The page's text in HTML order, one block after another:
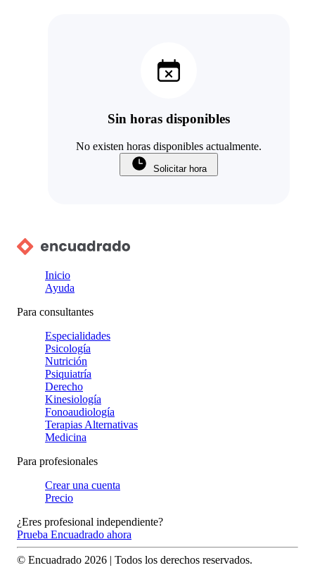
Sin horas disponibles
No existen horas disponibles actualmente.
Solicitar hora
Inicio
Ayuda
Para consultantes
Especialidades
Psicología
Nutrición
Psiquiatría
Derecho
Kinesiología
Fonoaudiología
Terapias Alternativas
Medicina
Para profesionales
Crear una cuenta
Precio
¿Eres profesional independiente?
Prueba Encuadrado ahora
© Encuadrado 2026 | Todos los derechos reservados.